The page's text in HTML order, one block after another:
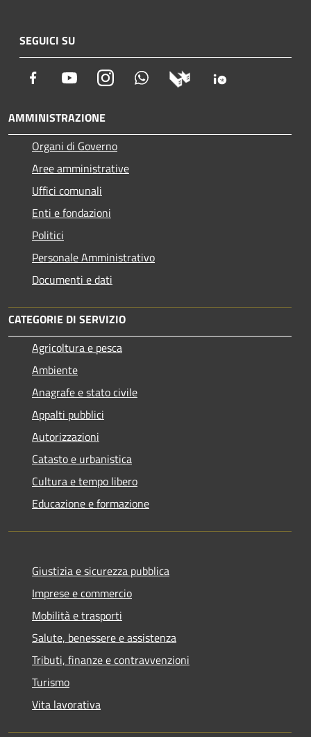
SEGUICI SU
Facebook YoutubeInstagram Whatsapp
AMMINISTRAZIONE
Organi di Governo
Aree amministrative
Uffici comunali
Enti e fondazioni
Politici
Personale Amministrativo
Documenti e dati
CATEGORIE DI SERVIZIO
Agricoltura e pesca
Ambiente
Anagrafe e stato civile
Appalti pubblici
Autorizzazioni
Catasto e urbanistica
Cultura e tempo libero
Educazione e formazione
Giustizia e sicurezza pubblica
Imprese e commercio
Mobilità e trasporti
Salute, benessere e assistenza
Tributi, finanze e contravvenzioni
Turismo
Vita lavorativa